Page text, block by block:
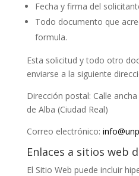
Fecha y firma del
Todo documento que
formula.
Esta solicitud y todo otro
enviarse a la siguiente
Dirección postal: Calle
de Alba (Ciudad Real)
Correo electrónico:
Enlaces a sitios web
El Sitio Web puede incluir